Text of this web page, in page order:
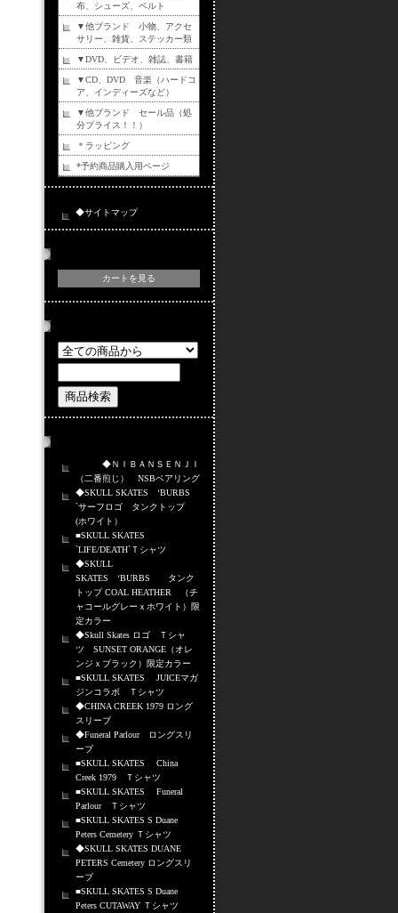
布、シューズ、ベルト
▼他ブランド 小物、アクセ
サリー、雑貨、ステッカー類
▼DVD、ビデオ、雑誌、書籍
▼CD、DVD 音楽（ハードコ
ア、インディーズなど）
▼他ブランド セール品（処
分プライス！！）
＊ラッピング
*予約商品購入用ページ
◆サイトマップ
カートを見る
◆ＮＩＢＡＮＳＥＮＪＩ
（二番煎じ） NSBベアリング
◆SKULL SKATES ‘BURBS
`サーフロゴ タンクトップ
(ホワイト）
■SKULL SKATES
`LIFE/DEATH`Ｔシャツ
◆SKULL
SKATES ‘BURBS タンク
トップ COAL HEATHER （チ
ャコールグレーｘホワイト）限
定カラー
◆Skull Skates ロゴ Ｔシャ
ツ SUNSET ORANGE（オレ
ンジｘブラック）限定カラー
■SKULL SKATES JUICEマガ
ジンコラボ Ｔシャツ
◆CHINA CREEK 1979 ロング
スリーブ
◆Funeral Parlour ロングスリ
ーブ
■SKULL SKATES China
Creek 1979 Ｔシャツ
■SKULL SKATES Funeral
Parlour Ｔシャツ
■SKULL SKATES S Duane
Peters Cemetery Ｔシャツ
◆SKULL SKATES DUANE
PETERS Cemetery ロングスリ
ーブ
■SKULL SKATES S Duane
Peters CUTAWAY Ｔシャツ